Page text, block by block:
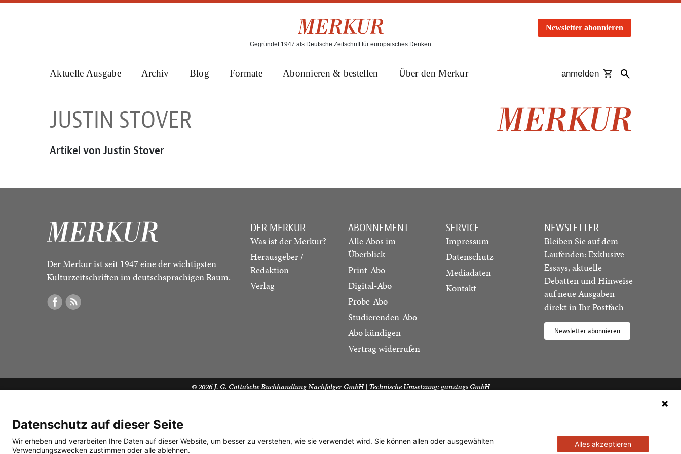
Gegründet 1947 als Deutsche Zeitschrift für europäisches Denken
Newsletter abonnieren
Aktuelle Ausgabe Archiv Blog Formate Abonnieren & bestellen Über den Merkur anmelden
JUSTIN STOVER
Artikel von Justin Stover
Der Merkur ist seit 1947 eine der wichtigsten
Kulturzeitschriften im deutschsprachigen Raum.
DER MERKUR
Was ist der Merkur?
Herausgeber /
Redaktion
Verlag
ABONNEMENT
Alle Abos im
Überblick
Print-Abo
Digital-Abo
Probe-Abo
Studierenden-Abo
Abo kündigen
Vertrag widerrufen
SERVICE
Impressum
Datenschutz
Mediadaten
Kontakt
NEWSLETTER
Bleiben Sie auf dem
Laufenden: Exklusive
Essays, aktuelle
Debatten und Hinweise
auf neue Ausgaben
direkt in Ihr Postfach
Newsletter abonnieren
© 2026J. G. Cotta’sche Buchhandlung Nachfolger GmbH| Technische Umsetzung: ganztags GmbH
Datenschutz auf dieser Seite
Wir erheben und verarbeiten Ihre Daten auf dieser Website, um besser zu verstehen, wie sie verwendet wird. Sie können allen oder ausgewählten
Verwendungszwecken zustimmen oder alle ablehnen.
Alles akzeptieren